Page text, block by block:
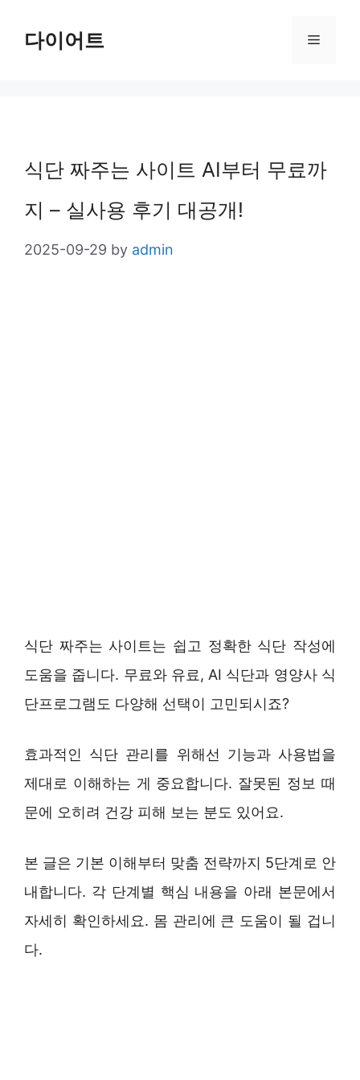
다이어트 Menu
식단 짜주는 사이트 AI부터 무료까
지 – 실사용 후기 대공개!
2025-09-29 by admin
식단 짜주는 사이트는 쉽고 정확한 식단 작성에
도움을 줍니다. 무료와 유료, AI 식단과 영양사 식
단프로그램도 다양해 선택이 고민되시죠?
효과적인 식단 관리를 위해선 기능과 사용법을
제대로 이해하는 게 중요합니다. 잘못된 정보 때
문에 오히려 건강 피해 보는 분도 있어요.
본 글은 기본 이해부터 맞춤 전략까지 5단계로 안
내합니다. 각 단계별 핵심 내용을 아래 본문에서
자세히 확인하세요. 몸 관리에 큰 도움이 될 겁니
다.